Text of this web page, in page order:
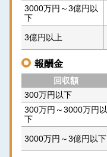
3000万円～3億円以
下
3億円以上
報酬金
回収額
300万円以下
300万円～3000万円以
下
3000万円～3億円以下